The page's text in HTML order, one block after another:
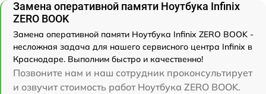
Замена оперативной памяти Ноутбука Infinix
ZERO BOOK
Замена оперативной памяти Ноутбука Infinix ZERO BOOK -
несложная задача для нашего сервисного центра Infinix в
Краснодаре. Выполним быстро и качественно!
Позвоните нам и наш сотрудник проконсультирует
и озвучит стоимость работ Ноутбука ZERO BOOK.